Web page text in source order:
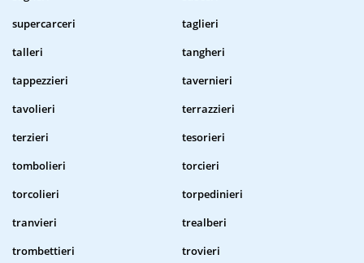
supercarceri
taglieri
talleri
tangheri
tappezzieri
tavernieri
tavolieri
terrazzieri
terzieri
tesorieri
tombolieri
torcieri
torcolieri
torpedinieri
tranvieri
trealberi
trombettieri
trovieri